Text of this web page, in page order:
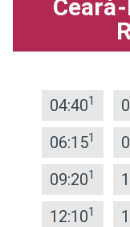
04:401
06:151
09:201
12:101